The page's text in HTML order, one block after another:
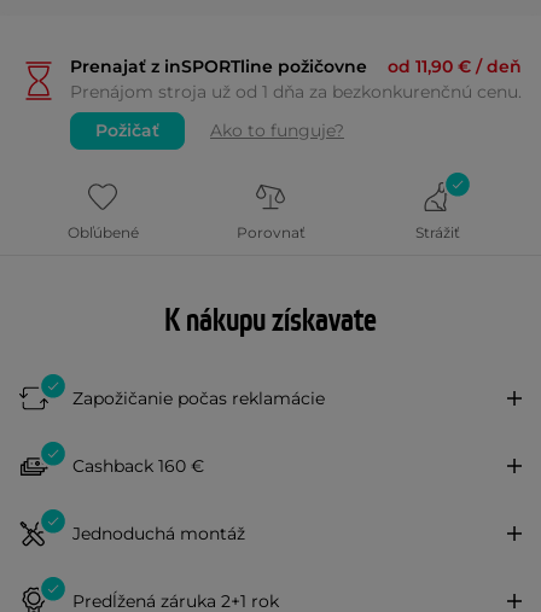
od 11,90 € / deň
Prenajať z inSPORTline požičovne
Prenájom stroja už od 1 dňa za bezkonkurenčnú cenu.
Požičať
Ako to funguje?
Obľúbené Porovnať Strážiť
K nákupu získavate
Zapožičanie počas reklamácie
Cashback 160 €
Jednoduchá montáž
Predĺžená záruka 2+1 rok